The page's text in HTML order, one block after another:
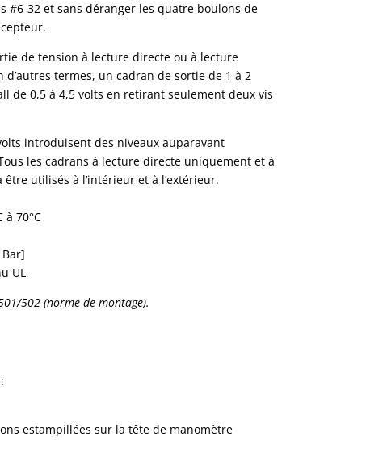
32 et sans déranger les quatre boulons de
de tension à lecture directe ou à lecture
termes, un cadran de sortie de 1 à 2
de 0,5 à 4,5 volts en retirant seulement deux vis
introduisent des niveaux auparavant
les cadrans à lecture directe uniquement et à
utilisés à l’intérieur et à l’extérieur.
70°C
Bar]
UL
/502 (norme de montage).
estampillées sur la tête de manomètre